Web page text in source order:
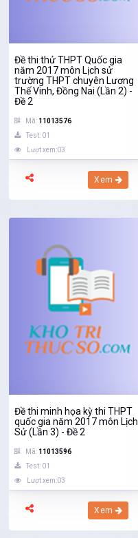
Đề thi thử THPT Quốc gia
năm 2017 môn Lịch sử
trường THPT chuyên Lương
Thế Vinh, Đồng Nai (Lần 2) -
Đề 2
Mã: 11013576
Test: 01
Lượt xem:03
Xem
Đề thi minh họa kỳ thi THPT
quốc gia năm 2017 môn Lịch
Sử (Lần 3) - Đề 2
Mã: 11013596
Test: 01
Lượt xem:03
Xem